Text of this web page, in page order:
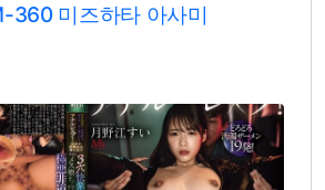
360 미즈하타 아사미